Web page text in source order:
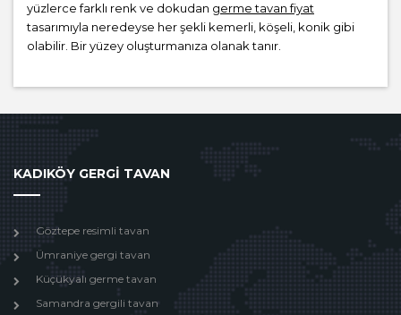
yüzlerce farklı renk ve dokudan germe tavan fiyat
tasarımıyla neredeyse her şekli kemerli, köşeli, konik gibi
olabilir. Bir yüzey oluşturmanıza olanak tanır.
KADIKÖY GERGİ TAVAN
Göztepe resimli tavan
Ümraniye gergi tavan
Küçükyalı germe tavan
Samandra gergili tavan